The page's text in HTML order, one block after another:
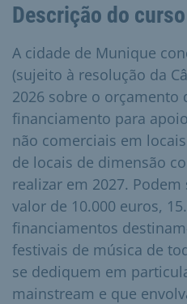
Descrição do curso
A cidade de Munique
(sujeito à resolução da
2026 sobre o orçamento
financiamento para
não comerciais em
de locais de dimensão
realizar em 2027.
valor de 10.000 euros,
financiamentos
festivais de música de
se dediquem em
mainstream e que